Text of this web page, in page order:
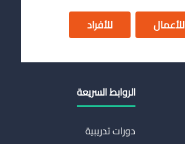
للأعمال للأفراد
الروابط السريعة
دورات تدريبية